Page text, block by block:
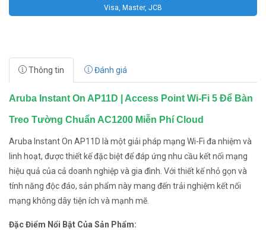
Visa, Master, JCB
Thông tin Đánh giá
Aruba Instant On AP11D | Access Point Wi-Fi 5 Để Bàn
Treo Tường Chuẩn AC1200 Miễn Phí Cloud
Aruba Instant On AP11D là một giải pháp mạng Wi-Fi đa nhiệm và
linh hoạt, được thiết kế đặc biệt để đáp ứng nhu cầu kết nối mạng
hiệu quả của cả doanh nghiệp và gia đình. Với thiết kế nhỏ gọn và
tính năng độc đáo, sản phẩm này mang đến trải nghiệm kết nối
mạng không dây tiện ích và mạnh mẽ.
Đặc Điểm Nổi Bật Của Sản Phẩm: